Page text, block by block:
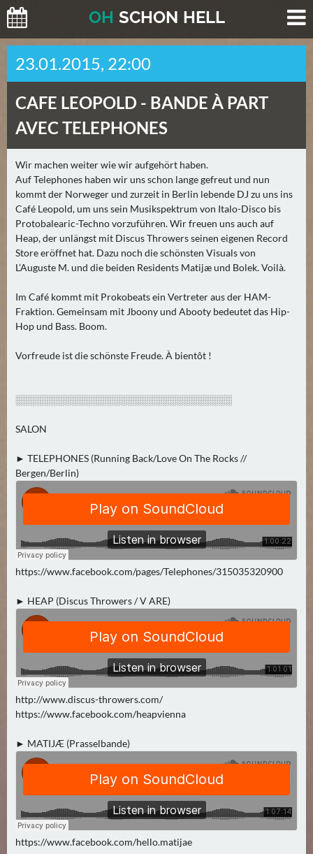
OH SCHON HELL
H
E
T
E
(
)
M
O
R
G
E
(
2
E
B
E
M
O
R
G
E
N
(
0
N
H
S
T
R
F
R
E
T
A
23.01.2015, 22:00
CAFE LEOPOLD - BANDE À PART
AVEC TELEPHONES
Wir machen weiter wie wir aufgehört haben.
Auf Telephones haben wir uns schon lange gefreut und nun
kommt der Norweger und zurzeit in Berlin lebende DJ zu uns ins
Café Leopold, um uns sein Musikspektrum von Italo-Disco bis
Protobalearic-Techno vorzuführen. Wir freuen uns auch auf
Heap, der unlängst mit Discus Throwers seinen eigenen Record
Store eröffnet hat. Dazu noch die schönsten Visuals von
L’Auguste M. und die beiden Residents Matijæ und Bolek. Voilà.
Im Café kommt mit Prokobeats ein Vertreter aus der HAM-
Fraktion. Gemeinsam mit Jboony und Abooty bedeutet das Hip-
Hop und Bass. Boom.
Vorfreude ist die schönste Freude. À bientôt !
░░░░░░░░░░░░░░░░░░░░░░░░░░░░░░░
SALON
► TELEPHONES (Running Back/Love On The Rocks //
Bergen/Berlin)
https://www.facebook.com/pages/Telephones/315035320900
► HEAP (Discus Throwers / V ARE)
http://www.discus-throwers.com/
https://www.facebook.com/heapvienna
► MATIJÆ (Prasselbande)
https://www.facebook.com/hello.matijae